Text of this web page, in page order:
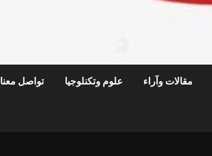
مقالات وآراء علوم وتكنلوجيا تواصل معنا